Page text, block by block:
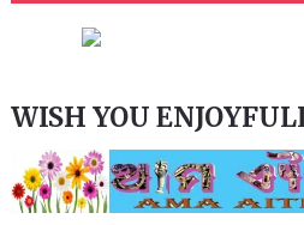
WISH YOU